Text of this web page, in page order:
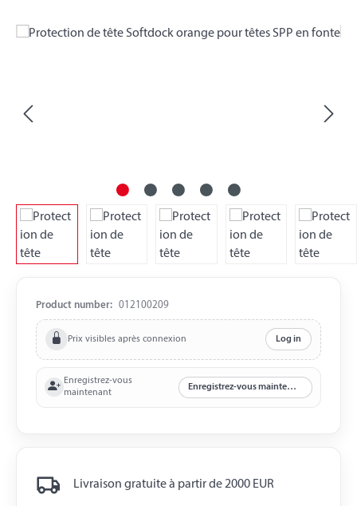
Skip image gallery
Product number: 012100209
Prix visibles après connexion Log in
Enregistrez-vous
maintenant
Enregistrez-vous maintenant
Livraison gratuite à partir de 2000 EUR